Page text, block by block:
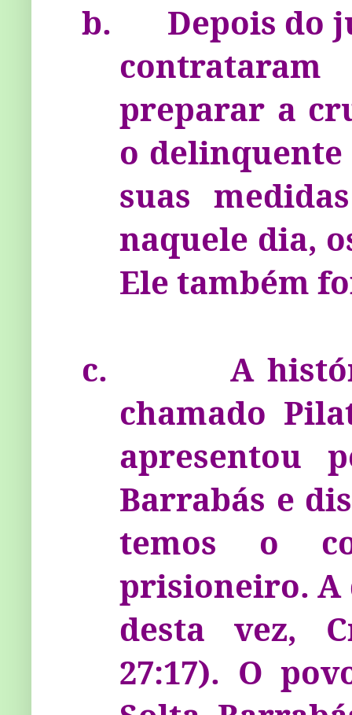
b.
Depois do
preparar a
o
suas
naquele dia,
Ele também
c.
A
chamado
apresentou
Barra­bás e
temos o
prisioneiro. A
desta vez,
27:17). O